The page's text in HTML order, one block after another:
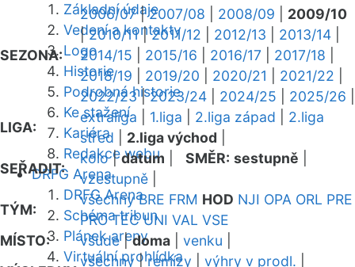
Základní údaje
Vedení a kontakty
Logo
Historie
Podrobná historie
Ke stažení
Kariéra
Redakce webu
DRFG Arena
DRFG Arena
Schéma tribun
Plánek areny
Virtuální prohlídka
SEZONA:
2006/07|2007/08 2008/09
2009/10
|2010/11|2011/12 2012/13 2013/14
2014/15
2015/16 2016/17 2017/18
2018/19
2019/20 2020/21 2021/22
2022/23|2023/24 2024/25 2025/26
LIGA:
extraliga 1.liga 2.liga západ
2.liga
střed
2.liga východ
SEŘADIT:
kolo|datum SMĚR: sestupně
vzestupně
TÝM:
všechny BRE FRM HOD NJI OPA ORL PRE
PRO TEC UNI VAL VSE
MÍSTO:
všude|doma venku
všechny|remízy výhry v prodl.